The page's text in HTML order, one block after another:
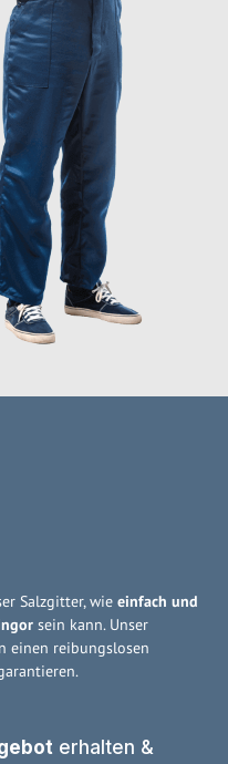
Salzgitter, wie einfach und
sein kann. Unser
einen reibungslosen
erhalten &